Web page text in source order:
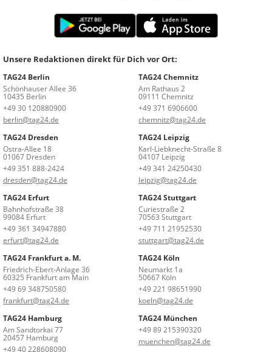
Unsere Redaktionen direkt für Dich vor Ort:
TAG24 Berlin
Schönhauser Allee 36
10435 Berlin
+49 30 120880900
berlin@tag24.de
TAG24 Chemnitz
Am Rathaus 2
09111 Chemnitz
+49 371 6906600
chemnitz@tag24.de
TAG24 Dresden
Ostra-Allee 18
01067 Dresden
+49 351 888-2424
dresden@tag24.de
TAG24 Leipzig
Karl-Liebknecht-Straße 8
04107 Leipzig
+49 341 24250430
leipzig@tag24.de
TAG24 Erfurt
Bahnhofstraße 38
99084 Erfurt
+49 361 34947880
erfurt@tag24.de
TAG24 Stuttgart
Curiestraße 2
70563 Stuttgart
+49 711 21952530
stuttgart@tag24.de
TAG24 Frankfurt a. M.
Friedrich-Ebert-Anlage 36
60325 Frankfurt am Main
+49 69 348750580
frankfurt@tag24.de
TAG24 Köln
Neumarkt 1a
50667 Köln
+49 221 98651990
koeln@tag24.de
TAG24 Hamburg
Am Sandtorkai 77
20457 Hamburg
+49 40 228608090
TAG24 München
+49 89 215390320
muenchen@tag24.de